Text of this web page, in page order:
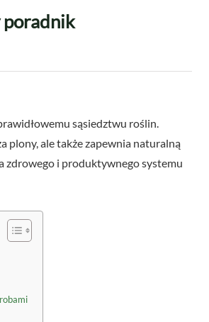
poradnik
sąsiedztwu roślin.
plony, ale także zapewnia naturalną
zdrowego i produktywnego systemu